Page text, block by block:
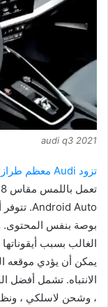
audi q3 2021
تزود Audi معظم طرازات Q3 بنظام معلومات ترفيهي MMI
بوصة بنفس المحتوى.
الغالب بسبب
يمكن أن يؤدي موقعه